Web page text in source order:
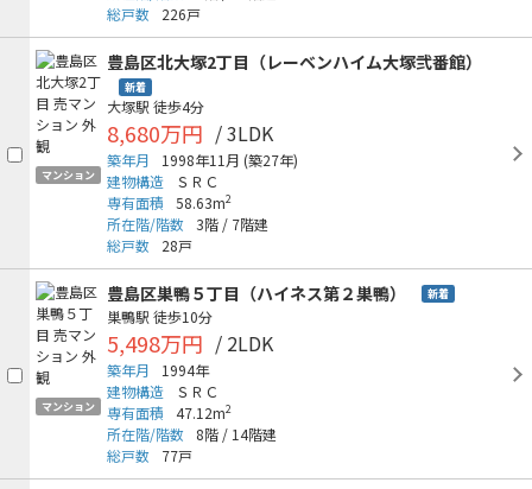
総戸数
226戸
マンション
豊島区北大塚2丁目（レーベンハイム大塚弐番館）
新着
大塚駅 徒歩4分
8,680万円 / 3LDK
築年月 1998年11月 (築27年)
建物構造
ＳＲＣ
専有面積
58.63m2
所在階/階数 3階 / 7階建
総戸数
28戸
マンション
豊島区巣鴨５丁目（ハイネス第２巣鴨） 新着
巣鴨駅 徒歩10分
5,498万円 / 2LDK
築年月
1994年
建物構造
ＳＲＣ
専有面積
47.12m2
所在階/階数 8階 / 14階建
総戸数
77戸